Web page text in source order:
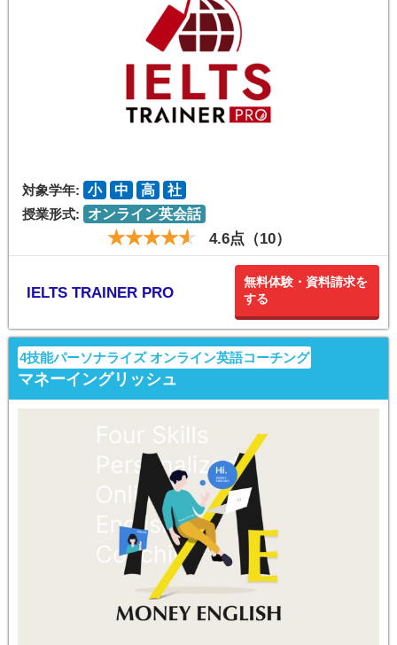
対象学年: 小 中 高
社
授業形式:
オンライン英会話
4.6点（10）
IELTS TRAINER PRO
無料体験・資料請求を
する
4技能パーソナライズ オンライン英語コーチング
マネーイングリッシュ